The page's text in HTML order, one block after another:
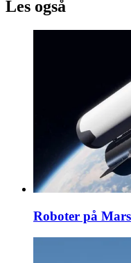
Les også
Roboter på